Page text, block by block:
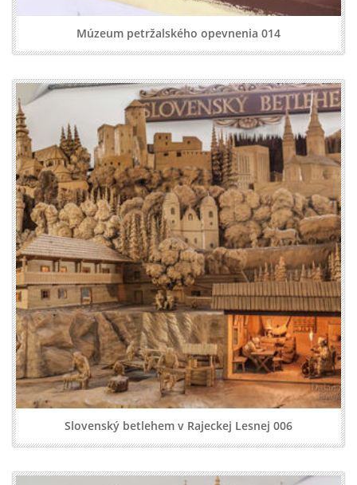
Múzeum petržalského opevnenia 014
Slovenský betlehem v Rajeckej Lesnej 006